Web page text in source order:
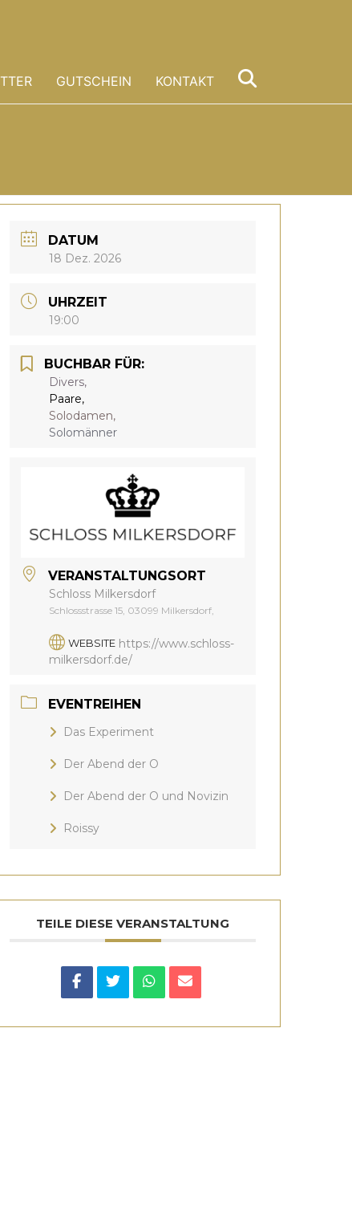
GUTSCHEIN KONTAKT
DATUM
18 Dez. 2026
UHRZEIT
19:00
BUCHBAR FÜR:
Divers,
Paare,
Solodamen,
Solomänner
VERANSTALTUNGSORT
Schloss Milkersdorf
Schlossstrasse 15, 03099 Milkersdorf,
WEBSITE https://www.schloss-
milkersdorf.de/
EVENTREIHEN
Das Experiment
Der Abend der O
Der Abend der O und Novizin
Roissy
TEILE DIESE VERANSTALTUNG